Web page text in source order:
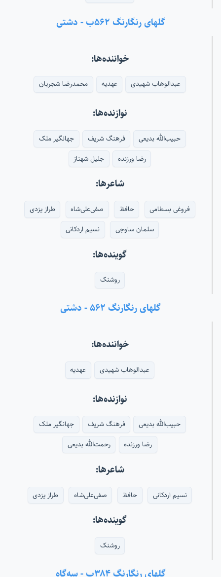
گلهای رنگارنگ ۵۶۲ب - دشتی
خواننده‌ها:
عبدالوهاب شهیدی عهدیه محمدرضا شجریان
نوازنده‌ها:
حبیب‌الله بدیعی فرهنگ شریف
جهانگیر ملک
رضا ورزنده
جلیل شهناز
شاعرها:
فروغی بسطامی حافظ صفی‌علی‌شاه
طراز یزدی
سلمان ساوجی
نسیم اردکانی
گوینده‌ها:
روشنک
گلهای رنگارنگ ۵۶۲ - دشتی
خواننده‌ها:
عبدالوهاب شهیدی عهدیه
نوازنده‌ها:
حبیب‌الله بدیعی فرهنگ شریف
جهانگیر ملک
رضا ورزنده
رحمت‌الله بدیعی
شاعرها:
نسیم اردکانی حافظ صفی‌علی‌شاه طراز یزدی
گوینده‌ها:
روشنک
گلهای رنگارنگ ۳۸۴ب - سه‌گاه